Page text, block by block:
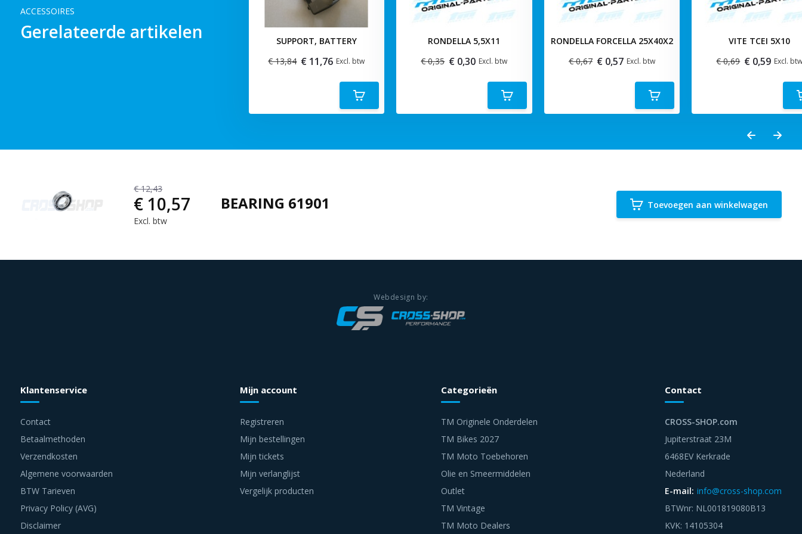
ACCESSOIRES
Gerelateerde artikelen
SUPPORT, BATTERY
€ 13,84 € 11,76 Excl. btw
RONDELLA 5,5X11
€ 0,35 € 0,30 Excl. btw
RONDELLA FORCELLA 25X40X2
€ 0,67 € 0,57 Excl. btw
VITE TCEI 5X10
€ 0,69 € 0,59 Excl.
€ 12,43
€ 10,57
Excl. btw
BEARING 61901 Toevoegen aan winkelwagen
Klantenservice
Contact
Betaalmethoden
Verzendkosten
Algemene voorwaarden
BTW Tarieven
Privacy Policy (AVG)
Disclaimer
Mijn account
Registreren
Mijn bestellingen
Mijn tickets
Mijn verlanglijst
Vergelijk producten
Categorieën
TM Originele Onderdelen
TM Bikes 2027
TM Moto Toebehoren
Olie en Smeermiddelen
Outlet
TM Vintage
TM Moto Dealers
Contact
CROSS-SHOP.com
Jupiterstraat 23M
6468EV Kerkrade
Nederland
E-mail: info@cross-shop.com
BTWnr: NL001819080B13
KVK: 14105304